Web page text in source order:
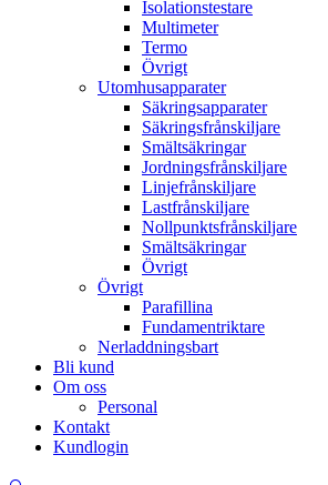
Isolationstestare
Multimeter
Termo
Övrigt
Utomhusapparater
Säkringsapparater
Säkringsfrånskiljare
Smältsäkringar
Jordningsfrånskiljare
Linjefrånskiljare
Lastfrånskiljare
Nollpunktsfrånskiljare
Smältsäkringar
Övrigt
Övrigt
Parafillina
Fundamentriktare
Nerladdningsbart
Bli kund
Om oss
Personal
Kontakt
Kundlogin